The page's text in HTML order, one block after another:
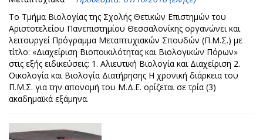
Το Τμήμα Βιολογίας της Σχολής Θετικών Επιστημών του
Αριστοτελείου Πανεπιστημίου Θεσσαλονίκης οργανώνει και
λειτουργεί Πρόγραμμα Μεταπτυχιακών Σπουδών (Π.Μ.Σ.) με
τίτλο: «Διαχείριση Βιοποικιλότητας και Βιολογικών Πόρων»
στις εξής ειδικεύσεις: 1. Αλιευτική Βιολογία και Διαχείριση 2.
Οικολογία και Βιολογία Διατήρησης Η χρονική διάρκεια του
Π.Μ.Σ. για την απονομή του Μ.Δ.Ε. ορίζεται σε τρία (3)
ακαδημαϊκά εξάμηνα.